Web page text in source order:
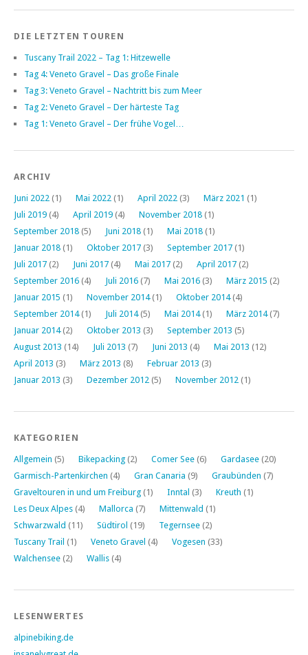
DIE LETZTEN TOUREN
Tuscany Trail 2022 – Tag 1: Hitzewelle
Tag 4: Veneto Gravel – Das große Finale
Tag 3: Veneto Gravel – Nachtritt bis zum Meer
Tag 2: Veneto Gravel – Der härteste Tag
Tag 1: Veneto Gravel – Der frühe Vogel…
ARCHIV
Juni 2022 (1) Mai 2022 (1) April 2022 (3) März 2021 (1)
Juli 2019 (4) April 2019 (4) November 2018 (1)
September 2018 (5) Juni 2018 (1) Mai 2018 (1)
Januar 2018 (1) Oktober 2017 (3) September 2017 (1)
Juli 2017 (2) Juni 2017 (4) Mai 2017 (2) April 2017 (2)
September 2016 (4) Juli 2016 (7) Mai 2016 (3) März 2015 (2)
Januar 2015 (1) November 2014(1) Oktober 2014(4)
September 2014(1) Juli 2014(5) Mai 2014(1) März 2014(7)
Januar 2014(2) Oktober 2013 (3) September 2013 (5)
August 2013 (14) Juli 2013 (7) Juni 2013 (4) Mai 2013 (12)
April 2013 (3) März 2013 (8) Februar 2013 (3)
Januar 2013 (3) Dezember 2012 (5) November 2012 (1)
KATEGORIEN
Allgemein (5) Bikepacking (2) Comer See (6) Gardasee (20)
Garmisch-Partenkirchen (4) Gran Canaria (9) Graubünden (7)
Graveltouren in und um Freiburg (1) Inntal (3) Kreuth (1)
Les Deux Alpes (4) Mallorca (7) Mittenwald (1)
Schwarzwald (11) Südtirol (19) Tegernsee (2)
Tuscany Trail (1) Veneto Gravel (4) Vogesen (33)
Walchensee (2) Wallis (4)
LESENWERTES
alpinebiking.de